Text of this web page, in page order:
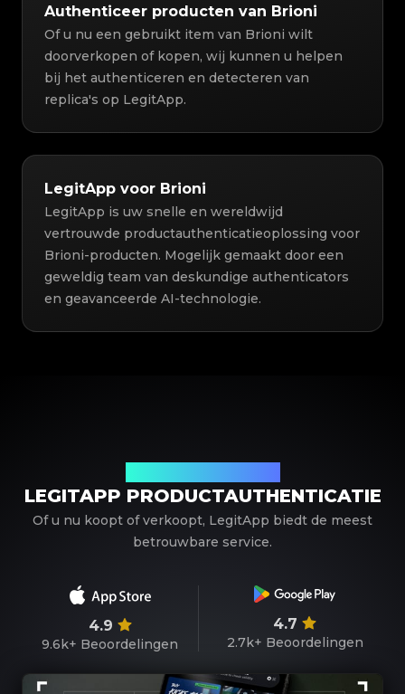
Authenticeer producten van Brioni
Of u nu een gebruikt item van Brioni wilt
doorverkopen of kopen, wij kunnen u helpen
bij het authenticeren en detecteren van
replica's op LegitApp.
LegitApp voor Brioni
LegitApp is uw snelle en wereldwijd
vertrouwde productauthenticatieoplossing voor
Brioni-producten. Mogelijk gemaakt door een
geweldig team van deskundige authenticators
en geavanceerde AI-technologie.
LEGITAPP PRODUCTAUTHENTICATIE
Of u nu koopt of verkoopt, LegitApp biedt de meest
betrouwbare service.
4.9
9.6k+ Beoordelingen
4.7
2.7k+ Beoordelingen